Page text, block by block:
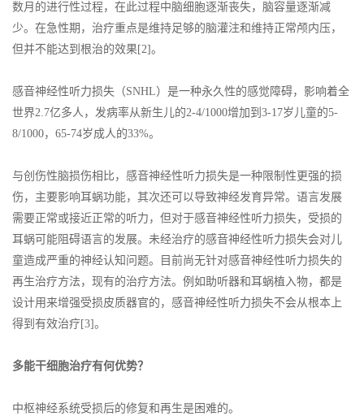
数月的进行性过程，在此过程中脑细胞逐渐丧失，脑容量逐渐减
少。在急性期，治疗重点是维持足够的脑灌注和维持正常颅内压，
但并不能达到根治的效果[2]。
感音神经性听力损失（SNHL）是一种永久性的感觉障碍，影响着全
世界2.7亿多人，发病率从新生儿的2-4/1000增加到3-17岁儿童的5-
8/1000，65-74岁成人的33%。
与创伤性脑损伤相比，感音神经性听力损失是一种限制性更强的损
伤，主要影响耳蜗功能，其次还可以导致神经发育异常。语言发展
需要正常或接近正常的听力，但对于感音神经性听力损失，受损的
耳蜗可能阻碍语言的发展。未经治疗的感音神经性听力损失会对儿
童造成严重的神经认知问题。目前尚无针对感音神经性听力损失的
再生治疗方法，现有的治疗方法。例如助听器和耳蜗植入物，都是
设计用来增强受损皮质器官的，感音神经性听力损失不会从根本上
得到有效治疗[3]。
多能干细胞治疗有何优势？
中枢神经系统受损后的修复和再生是困难的。